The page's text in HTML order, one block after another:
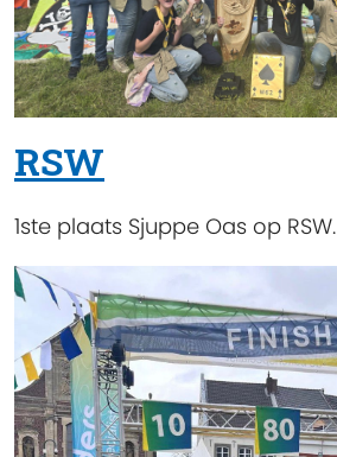
RSW
1ste plaats Sjuppe Oas op RSW.